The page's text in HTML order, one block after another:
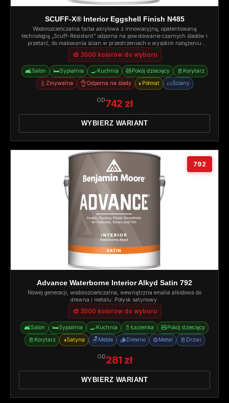
SCUFF-X® Interior Eggshell Finish N485
Wodorozcieńczalna farba akrylowa z innowacyjną, opatentowaną
technologią „Scuff-Resistant” odporna na powstawanie czarnych śladów i
przetarć, do malowania ścian w przestrzeniach o wysokim natężeniu
🎨 3500 kolorów do wyboru
🛋️Salon 🛏️Sypialnia 🍳Kuchnia 🧸Pokój dziecięcy 🚪 Korytarz
💧 Zmywalna 👌Odporna na ślady ◐ Półmat ▭Ściany
OD742 zł
WYBIERZ WARIANT
792
Advance Waterborne Interior Alkyd Satin 792
Nowej generacji, wodorozcieńczalna, wewnętrzna emalia alkidowa do
drewna i metalu. Połysk satynowy.
🎨 3500 kolorów do wyboru
🛋️Salon 🛏️Sypialnia 🍳Kuchnia 🚿 Łazienka 🧸Pokój dziecięcy
🚪 Korytarz ◑Satyna 🪑 Meble 🪵Drewno ⚙️Metal 🚪 Drzwi
OD281 zł
WYBIERZ WARIANT